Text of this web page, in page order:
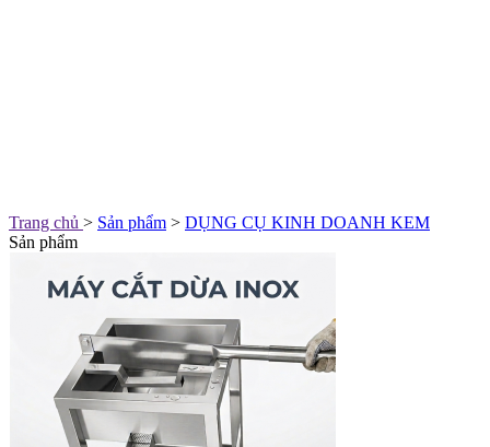
Trang chủ > Sản phẩm > DỤNG CỤ KINH DOANH KEM
Sản phẩm